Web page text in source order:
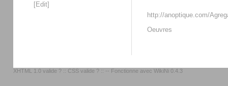
[Edit]
http://anoptique.com/
Oeuvres
XHTML 1.0 valide ? :: CSS valide ? :: -- Fonctionne avec WikiNi 0.4.3